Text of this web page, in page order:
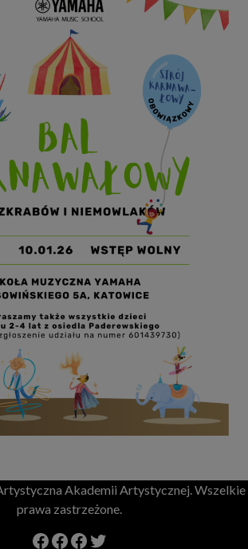
Akademii Artystycznej. Wszelkie
prawa zastrzeżone.
Facebook Szkoła Mmuzyczna Yamaha
Facebook
Facebook
Twitter